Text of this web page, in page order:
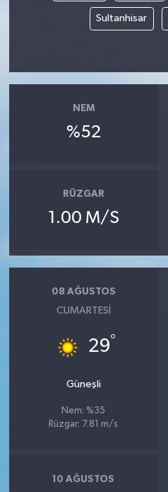
Sultanhisar
NEM
%52
RÜZGAR
1.00 M/S
08 AĞUSTOS
CUMARTESI
29°
Güneşli
Nem: %35
Rüzgar: 7.81 m/s
10 AĞUSTOS